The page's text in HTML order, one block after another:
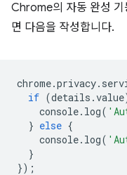
Chrome의 자동 완성 기
면 다음을 작성합니다.
chrome.privacy.
if (details .value
console. log(
} else {
console. log(
}
});